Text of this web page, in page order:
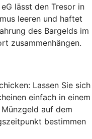
lässt den Tresor in
leeren und haftet
des Bargelds im
zusammenhängen.
Lassen Sie sich
einfach in einem
auf dem
bestimmen